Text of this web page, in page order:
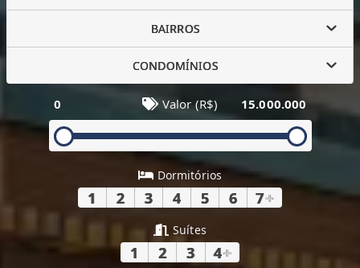
BAIRROS
CONDOMÍNIOS
0 Valor (R$) 15.000.000
Dormitórios
1 2 3 4 5 6 7+
Suítes
1 2 3 4+